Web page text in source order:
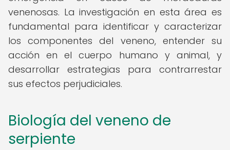
venenosas. La investigación en esta área es
fundamental para identificar y caracterizar
los componentes del veneno, entender su
acción en el cuerpo humano y animal, y
desarrollar estrategias para contrarrestar
sus efectos perjudiciales.
Biología del veneno de
serpiente